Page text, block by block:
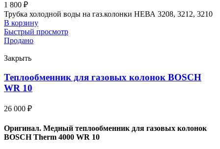
1 800 ₽
Трубка холодной воды на газ.колонки НЕВА 3208, 3212, 3210
В корзину
Быстрый просмотр
Продано
Закрыть
Теплообменник для газовых колонок BOSCH
WR 10
26 000 ₽
Оригинал. Медный теплообменник для газовых колонок
BOSCH Therm 4000 WR 10